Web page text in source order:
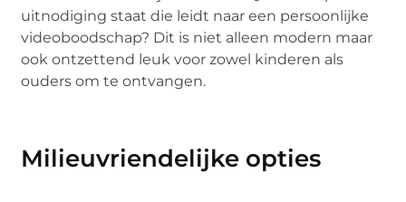
uitnodiging staat die leidt naar een persoonlijke
videoboodschap? Dit is niet alleen modern maar
ook ontzettend leuk voor zowel kinderen als
ouders om te ontvangen.
Milieuvriendelijke opties